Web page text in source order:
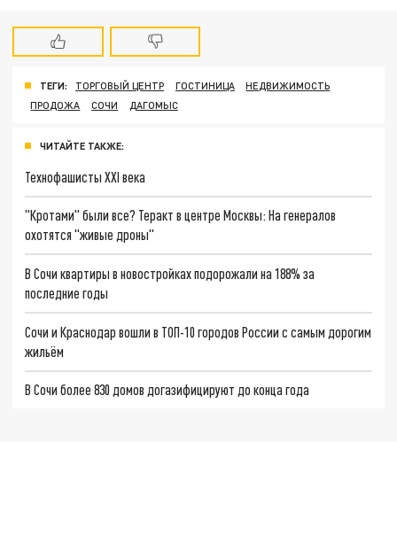
ТЕГИ: ТОРГОВЫЙ ЦЕНТР ГОСТИНИЦА
НЕДВИЖИМОСТЬ
ПРОДОЖА
СОЧИ ДАГОМЫС
ЧИТАЙТЕ ТАКЖЕ:
Технофашисты XXI века
"Кротами" были все? Теракт в центре Москвы: На генералов
охотятся "живые дроны"
В Сочи квартиры в новостройках подорожали на 188% за
последние годы
Сочи и Краснодар вошли в ТОП-10 городов России с самым дорогим
жильём
В Сочи более 830 домов догазифицируют до конца года